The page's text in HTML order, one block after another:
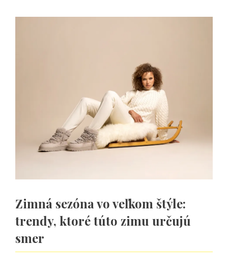
Zimná sezóna vo veľkom štýle:
trendy, ktoré túto zimu určujú
smer